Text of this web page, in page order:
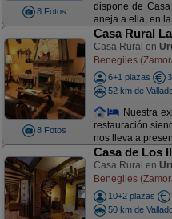
8 Fotos
dispone de
aneja a ella, en
8 Fotos
Casa Rural
Casa Rural en
Benegiles
6+1 plazas
52 km de
Nuestra
restauración
nos lleva a
Casa de Los
Casa Rural en
Benegiles
10+2 plazas
50 km de